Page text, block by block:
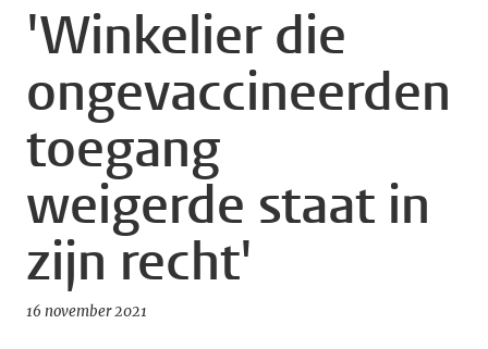
'Winkelier die
ongevaccineerden
toegang
weigerde staat in
zijn recht'
16 november 2021